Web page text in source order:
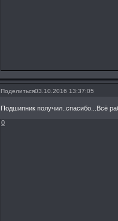
Поделиться03.10.2016 13:37:05
Подшипник получил..спасибо...Всё
0